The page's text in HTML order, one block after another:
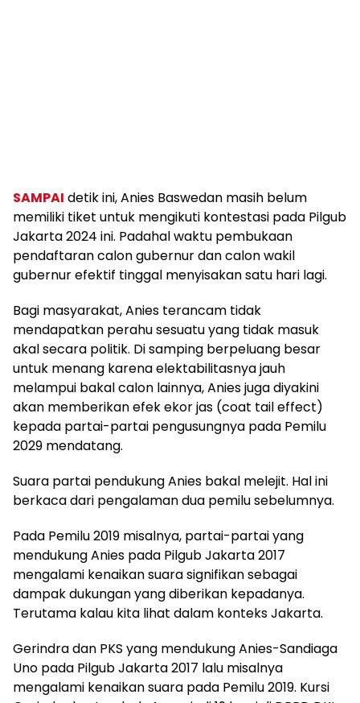
SAMPAI detik ini, Anies Baswedan masih belum
memiliki tiket untuk mengikuti kontestasi pada Pilgub
Jakarta 2024 ini. Padahal waktu pembukaan
pendaftaran calon gubernur dan calon wakil
gubernur efektif tinggal menyisakan satu hari lagi.
Bagi masyarakat, Anies terancam tidak
mendapatkan perahu sesuatu yang tidak masuk
akal secara politik. Di samping berpeluang besar
untuk menang karena elektabilitasnya jauh
melampui bakal calon lainnya, Anies juga diyakini
akan memberikan efek ekor jas (coat tail effect)
kepada partai-partai pengusungnya pada Pemilu
2029 mendatang.
Suara partai pendukung Anies bakal melejit. Hal ini
berkaca dari pengalaman dua pemilu sebelumnya.
Pada Pemilu 2019 misalnya, partai-partai yang
mendukung Anies pada Pilgub Jakarta 2017
mengalami kenaikan suara signifikan sebagai
dampak dukungan yang diberikan kepadanya.
Terutama kalau kita lihat dalam konteks Jakarta.
Gerindra dan PKS yang mendukung Anies-Sandiaga
Uno pada Pilgub Jakarta 2017 lalu misalnya
mengalami kenaikan suara pada Pemilu 2019. Kursi